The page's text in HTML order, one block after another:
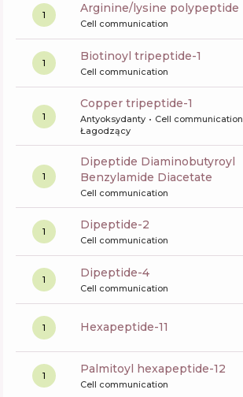
1 arginine/lysine polypeptide
Cell communication
1 biotinoyl tripeptide-1
Cell communication
1
copper tripeptide-1
Antyoksydanty
Cell communication
Łagodzący
1
Dipeptide Diaminobutyroyl
Benzylamide Diacetate
Cell communication
1 dipeptide-2
Cell communication
1 dipeptide-4
Cell communication
1 hexapeptide-11
1 palmitoyl hexapeptide-12
Cell communication